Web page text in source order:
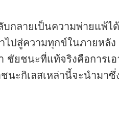
กลายเป็นความพ่ายแพ้
ไปสู่ความทุกข์ในภายหลัง
ชัยชนะที่แท้จริงคือการเ
นะกิเลสเหล่านี้จะนำมา